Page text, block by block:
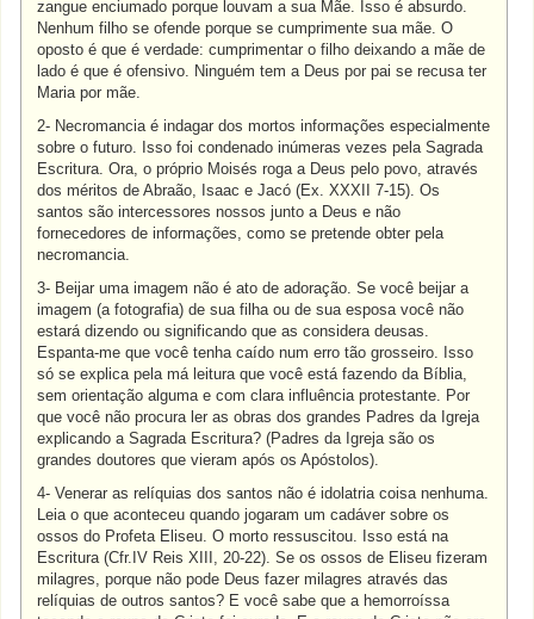
zangue enciumado porque louvam a sua Mãe. Isso é absurdo.
Nenhum filho se ofende porque se cumprimente sua mãe. O
oposto é que é verdade: cumprimentar o filho deixando a mãe de
lado é que é ofensivo. Ninguém tem a Deus por pai se recusa ter
Maria por mãe.
2- Necromancia é indagar dos mortos informações especialmente
sobre o futuro. Isso foi condenado inúmeras vezes pela Sagrada
Escritura. Ora, o próprio Moisés roga a Deus pelo povo, através
dos méritos de Abraão, Isaac e Jacó (Ex. XXXII 7-15). Os
santos são intercessores nossos junto a Deus e não
fornecedores de informações, como se pretende obter pela
necromancia.
3- Beijar uma imagem não é ato de adoração. Se você beijar a
imagem (a fotografia) de sua filha ou de sua esposa você não
estará dizendo ou significando que as considera deusas.
Espanta-me que você tenha caído num erro tão grosseiro. Isso
só se explica pela má leitura que você está fazendo da Bíblia,
sem orientação alguma e com clara influência protestante. Por
que você não procura ler as obras dos grandes Padres da Igreja
explicando a Sagrada Escritura? (Padres da Igreja são os
grandes doutores que vieram após os Apóstolos).
4- Venerar as relíquias dos santos não é idolatria coisa nenhuma.
Leia o que aconteceu quando jogaram um cadáver sobre os
ossos do Profeta Eliseu. O morto ressuscitou. Isso está na
Escritura (Cfr.IV Reis XIII, 20-22). Se os ossos de Eliseu fizeram
milagres, porque não pode Deus fazer milagres através das
relíquias de outros santos? E você sabe que a hemorroíssa